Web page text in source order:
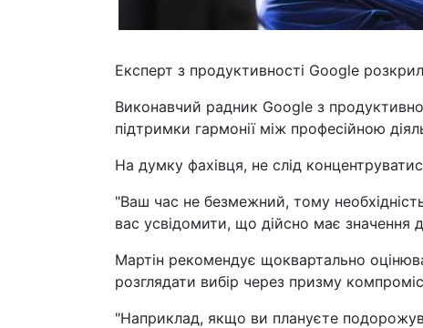
Експерт з продуктивності Google
Виконавчий радник Google з
підтримки гармонії між професійною
На думку фахівця, не слід
"Ваш час не безмежний, тому
вас усвідомити, що дійсно має значення
Мартін рекомендує щоквартально
розглядати вибір через призму
"Наприклад, якщо ви плануєте